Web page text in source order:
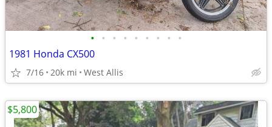
• • • • • • • • •
1981 Honda CX500
7/16 20k mi West Allis
$5,800